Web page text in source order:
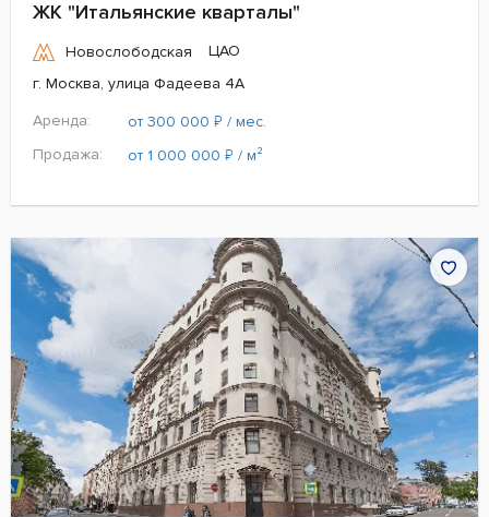
ЖК "Итальянские кварталы"
Новослободская
ЦАО
г. Москва, улица Фадеева 4А
Аренда:
от 300 000 ₽ / мес.
Продажа:
от 1 000 000 ₽ / м²